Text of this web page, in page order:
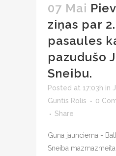
07 Mai
ziņas par 2.
pasaules
pazudušo
Sneibu.
Posted at 17:03h in
Guntis Rolis
0
Share
Guna jaunciema -
Sneiba